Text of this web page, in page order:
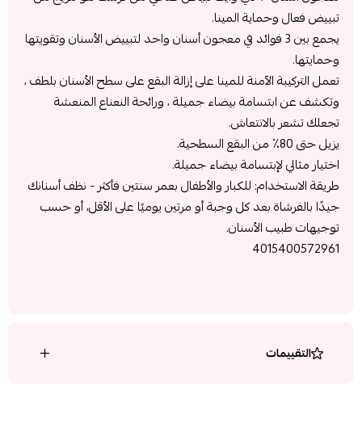
تبييض فعال وحماية المينا.
يجمع بين 3 فوائد في معجون أسنان واحد لتبييض الأسنان وتقويتها
وحمايتها.
تعمل التركيبة الآمنة للمينا على إزالة البقع على سطح الأسنان بلطف ،
وتكشف عن ابتسامة بيضاء جميلة ، ورائحة النعناع المنعشة
تجعلك تشعر بالانتعاش.
يزيل حتى 80٪ من البقع السطحية.
اختيار مثالي لإبتسامة بيضاء جميلة.
طريقة الاستخدام: للكبار والأطفال بعمر سنتين فأكثر - نظف أسنانك
جيدًا بالفرشاة بعد كل وجبة أو مرتين يوميًا على الأقل، أو حسب
توجيهات طبيب الأسنان.
4015400572961
التقييمات